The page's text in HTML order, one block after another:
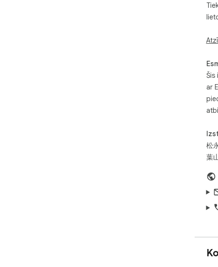
*
* 2
Šis
ir
松
葉
Šis
ar